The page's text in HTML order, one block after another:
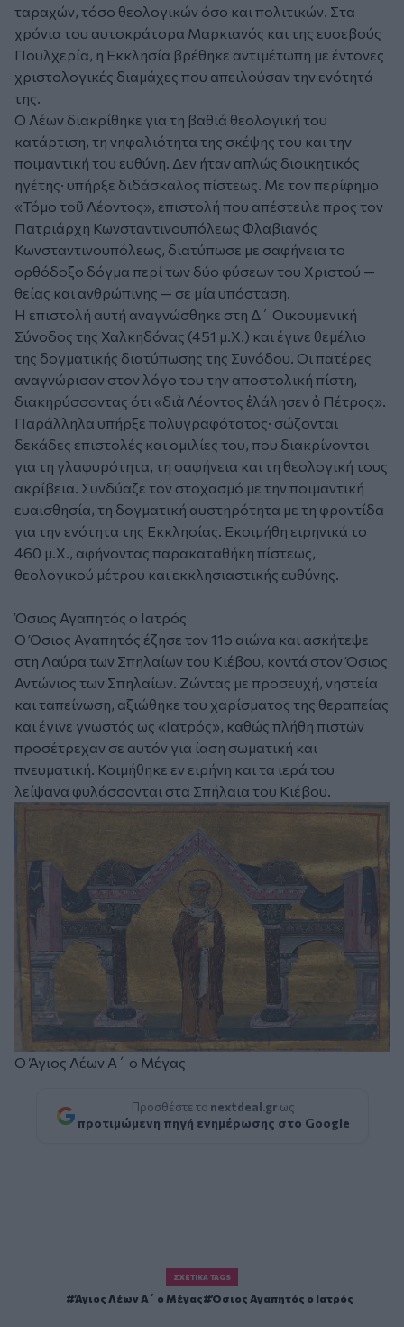
ταραχών, τόσο θεολογικών όσο και πολιτικών. Στα
χρόνια του αυτοκράτορα Μαρκιανός και της ευσεβούς
Πουλχερία, η Εκκλησία βρέθηκε αντιμέτωπη με έντονες
χριστολογικές διαμάχες που απειλούσαν την ενότητά
της.
Ο Λέων διακρίθηκε για τη βαθιά θεολογική του
κατάρτιση, τη νηφαλιότητα της σκέψης του και την
ποιμαντική του ευθύνη. Δεν ήταν απλώς διοικητικός
ηγέτης· υπήρξε διδάσκαλος πίστεως. Με τον περίφημο
«Τόμο τοῦ Λέοντος», επιστολή που απέστειλε προς τον
Πατριάρχη Κωνσταντινουπόλεως Φλαβιανός
Κωνσταντινουπόλεως, διατύπωσε με σαφήνεια το
ορθόδοξο δόγμα περί των δύο φύσεων του Χριστού —
θείας και ανθρώπινης — σε μία υπόσταση.
Η επιστολή αυτή αναγνώσθηκε στη Δ΄ Οικουμενική
Σύνοδος της Χαλκηδόνας (451 μ.Χ.) και έγινε θεμέλιο
της δογματικής διατύπωσης της Συνόδου. Οι πατέρες
αναγνώρισαν στον λόγο του την αποστολική πίστη,
διακηρύσσοντας ότι «διὰ Λέοντος ἐλάλησεν ὁ Πέτρος».
Παράλληλα υπήρξε πολυγραφότατος· σώζονται
δεκάδες επιστολές και ομιλίες του, που διακρίνονται
για τη γλαφυρότητα, τη σαφήνεια και τη θεολογική τους
ακρίβεια. Συνδύαζε τον στοχασμό με την ποιμαντική
ευαισθησία, τη δογματική αυστηρότητα με τη φροντίδα
για την ενότητα της Εκκλησίας. Εκοιμήθη ειρηνικά το
460 μ.Χ., αφήνοντας παρακαταθήκη πίστεως,
θεολογικού μέτρου και εκκλησιαστικής ευθύνης.
Όσιος Αγαπητός ο Ιατρός
Ο Όσιος Αγαπητός έζησε τον 11ο αιώνα και ασκήτεψε
στη Λαύρα των Σπηλαίων του Κιέβου, κοντά στον Όσιος
Αντώνιος των Σπηλαίων. Ζώντας με προσευχή, νηστεία
και ταπείνωση, αξιώθηκε του χαρίσματος της θεραπείας
και έγινε γνωστός ως «Ιατρός», καθώς πλήθη πιστών
προσέτρεχαν σε αυτόν για ίαση σωματική και
πνευματική. Κοιμήθηκε εν ειρήνη και τα ιερά του
λείψανα φυλάσσονται στα Σπήλαια του Κιέβου.
Ο Άγιος Λέων Α΄ ο Μέγας
Προσθέστε το nextdeal.gr ως
προτιμώμενη πηγή ενημέρωσης στο Google
ΣΧΕΤΙΚΆ TAGS
Άγιος Λέων Α΄ ο Μέγας Όσιος Αγαπητός ο Ιατρός